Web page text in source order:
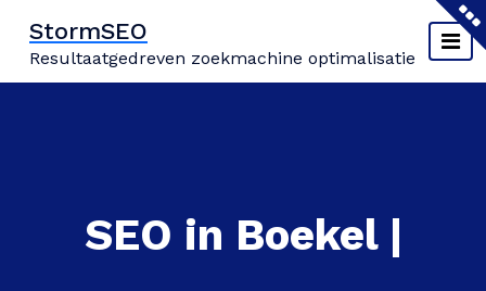
inhoud
springen
StormSEO
Resultaatgedreven zoekmachine optimalisatie
SEO in Boekel |